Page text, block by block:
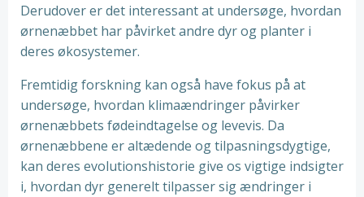
Derudover er det interessant at undersøge, hvordan
ørnenæbbet har påvirket andre dyr og planter i
deres økosystemer.
Fremtidig forskning kan også have fokus på at
undersøge, hvordan klimaændringer påvirker
ørnenæbbets fødeindtagelse og levevis. Da
ørnenæbbene er altædende og tilpasningsdygtige,
kan deres evolutionshistorie give os vigtige indsigter
i, hvordan dyr generelt tilpasser sig ændringer i